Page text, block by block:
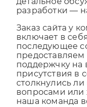
включает в
последующее
поддержчку на
присутствия в
столкнулись
вопросами или
наша команда
помощь.